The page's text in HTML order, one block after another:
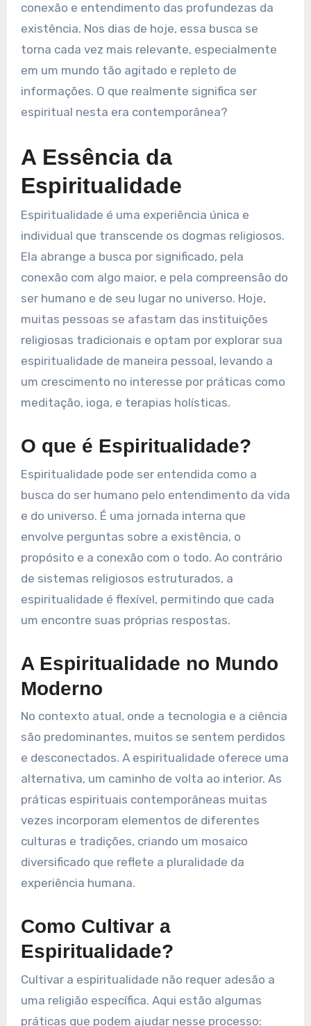
conexão e entendimento das profundezas da
existência. Nos dias de hoje, essa busca se
torna cada vez mais relevante, especialmente
em um mundo tão agitado e repleto de
informações. O que realmente significa ser
espiritual nesta era contemporânea?
A Essência da
Espiritualidade
Espiritualidade é uma experiência única e
individual que transcende os dogmas religiosos.
Ela abrange a busca por significado, pela
conexão com algo maior, e pela compreensão do
ser humano e de seu lugar no universo. Hoje,
muitas pessoas se afastam das instituições
religiosas tradicionais e optam por explorar sua
espiritualidade de maneira pessoal, levando a
um crescimento no interesse por práticas como
meditação, ioga, e terapias holísticas.
O que é Espiritualidade?
Espiritualidade pode ser entendida como a
busca do ser humano pelo entendimento da vida
e do universo. É uma jornada interna que
envolve perguntas sobre a existência, o
propósito e a conexão com o todo. Ao contrário
de sistemas religiosos estruturados, a
espiritualidade é flexível, permitindo que cada
um encontre suas próprias respostas.
A Espiritualidade no Mundo
Moderno
No contexto atual, onde a tecnologia e a ciência
são predominantes, muitos se sentem perdidos
e desconectados. A espiritualidade oferece uma
alternativa, um caminho de volta ao interior. As
práticas espirituais contemporâneas muitas
vezes incorporam elementos de diferentes
culturas e tradições, criando um mosaico
diversificado que reflete a pluralidade da
experiência humana.
Como Cultivar a
Espiritualidade?
Cultivar a espiritualidade não requer adesão a
uma religião específica. Aqui estão algumas
práticas que podem ajudar nesse processo: